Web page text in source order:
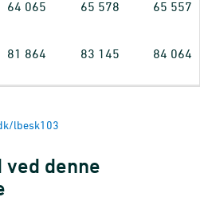
64 065 65 578 65 557
81 864 83 145 84 064
lbesk103
denne